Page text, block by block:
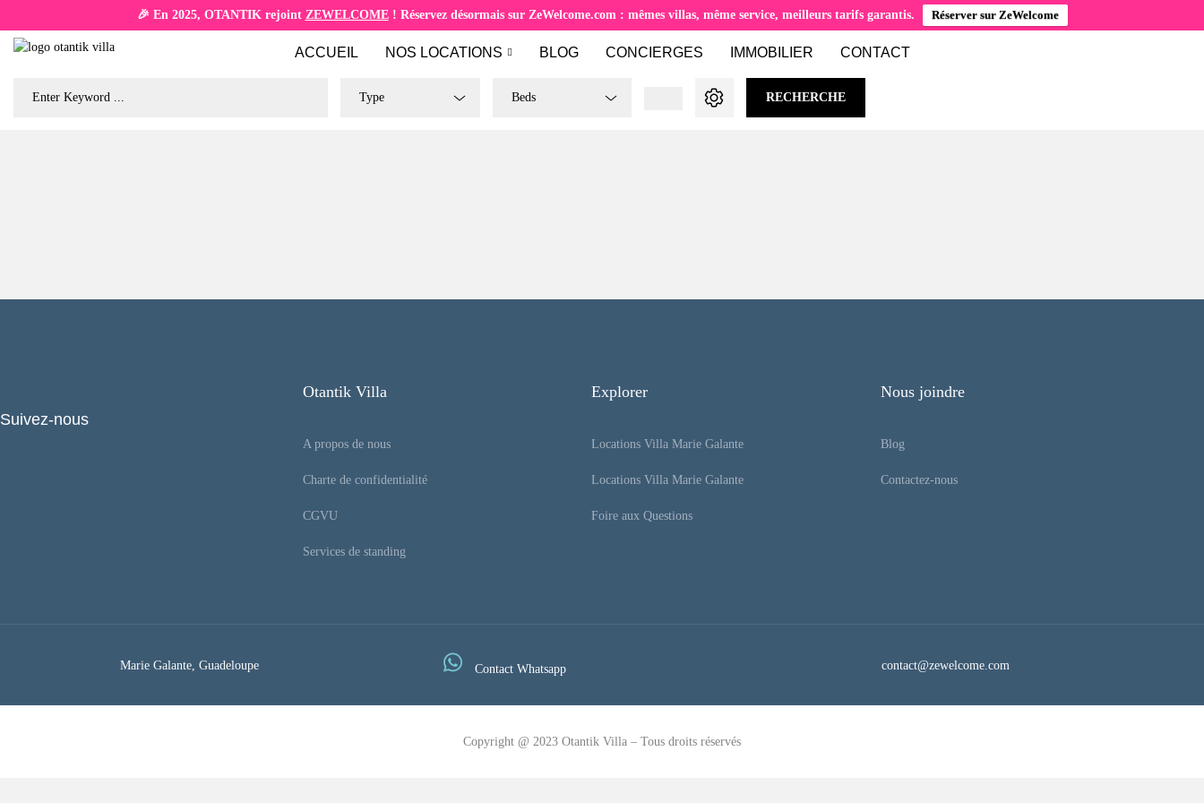
🎉 En 2025, OTANTIK rejoint ZEWELCOME! Réservez désormais sur ZeWelcome.com : mêmes villas, même service, meilleurs tarifs garantis. Réserver sur ZeWelcome
ACCUEIL NOS LOCATIONS BLOG CONCIERGES IMMOBILIER CONTACT
Type Beds RECHERCHE
Suivez-nous
Otantik Villa
A propos de nous
Charte de confidentialité
CGVU
Services de standing
Explorer
Locations Villa Marie Galante
Locations Villa Marie Galante
Foire aux Questions
Nous joindre
Blog
Contactez-nous
Marie Galante, Guadeloupe Contact Whatsapp contact@zewelcome.com
Copyright @ 2023 Otantik Villa – Tous droits réservés